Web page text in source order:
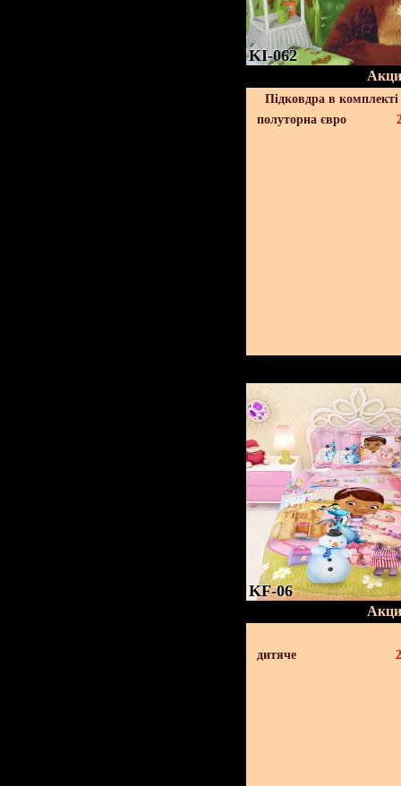
KI-062
Підковдра в
полуторна євро
KF-06
дитяче